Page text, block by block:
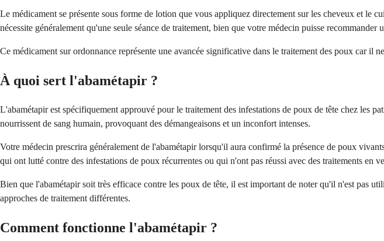
Le médicament se présente sous forme de lotion que vous appliquez directement sur les cheveux et le
nécessite généralement qu'une seule séance de traitement, bien que votre médecin puisse recommander
Ce médicament sur ordonnance représente une avancée significative dans le traitement des poux car il
À quoi sert l'abamétapir ?
L'abamétapir est spécifiquement approuvé pour le traitement des infestations de poux de tête chez les
nourrissent de sang humain, provoquant des démangeaisons et un inconfort intenses.
Votre médecin prescrira généralement de l'abamétapir lorsqu'il aura confirmé la présence de poux
qui ont lutté contre des infestations de poux récurrentes ou qui n'ont pas réussi avec des traitements en
Bien que l'abamétapir soit très efficace contre les poux de tête, il est important de noter qu'il n'est pas
approches de traitement différentes.
Comment fonctionne l'abamétapir ?